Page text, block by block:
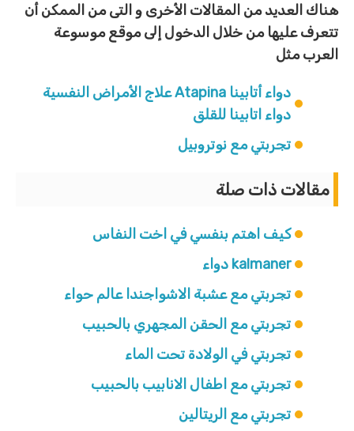
هناك العديد من المقالات الأخرى و التى من الممكن أن
تتعرف عليها من خلال الدخول إلى موقع موسوعة
العرب مثل
دواء أتابينا Atapina علاج الأمراض النفسية
دواء اتابينا للقلق
تجربتي مع نوتروبيل
مقالات ذات صلة
كيف اهتم بنفسي في اخت النفاس
kalmaner دواء
تجربتي مع عشبة الاشواجندا عالم حواء
تجربتي مع الحقن المجهري بالحبيب
تجربتي في الولادة تحت الماء
تجربتي مع اطفال الانابيب بالحبيب
تجربتي مع الريتالين